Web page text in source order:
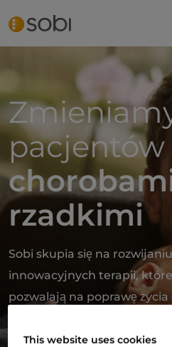
Skip to main content
pacjentów
rzadkimi
Sobi skupia się na
innowacyjnych terapii, które
pozwalają na poprawę
This website uses cookies